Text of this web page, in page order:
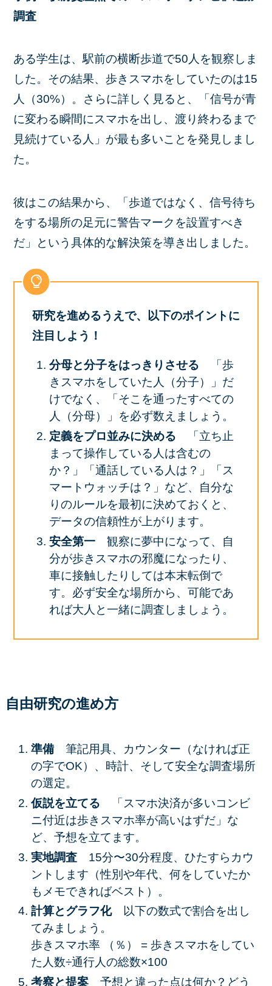
調査
ある学生は、駅前の横断歩道で50人を観察しま
した。その結果、歩きスマホをしていたのは15
人（30%）。さらに詳しく見ると、「信号が青
に変わる瞬間にスマホを出し、渡り終わるまで
見続けている人」が最も多いことを発見しまし
た。
彼はこの結果から、「歩道ではなく、信号待ち
をする場所の足元に警告マークを設置すべき
だ」という具体的な解決策を導き出しました。
研究を進めるうえで、以下のポイントに
注目しよう！
分母と分子をはっきりさせる
「歩
きスマホをしていた人（分子）」だ
けでなく、「そこを通ったすべての
人（分母）」を必ず数えましょう。
定義をプロ並みに決める
「立ち止
まって操作している人は含むの
か？」「通話している人は？」「ス
マートウォッチは？」など、自分な
りのルールを最初に決めておくと、
データの信頼性が上がります。
安全第一 観察に夢中になって、自
分が歩きスマホの邪魔になったり、
車に接触したりしては本末転倒で
す。必ず安全な場所から、可能であ
れば大人と一緒に調査しましょう。
自由研究の進め方
準備 筆記用具、カウンター（なければ正
の字でOK）、時計、そして安全な調査場所
の選定。
仮説を立てる
「スマホ決済が多いコンビ
ニ付近は歩きスマホ率が高いはずだ」な
ど、予想を立てます。
実地調査 15分〜30分程度、ひたすらカウ
ントします（性別や年代、何をしていたか
もメモできればベスト）。
計算とグラフ化 以下の数式で割合を出し
てみましょう。
歩きスマホ率 （％） = 歩きスマホをしてい
た人数÷通行人の総数×100
考察と提案 予想と違った点は何か？どう